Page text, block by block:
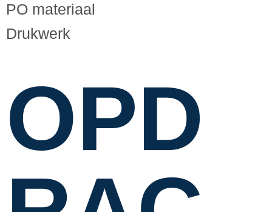
PO materiaal
Drukwerk
OPD